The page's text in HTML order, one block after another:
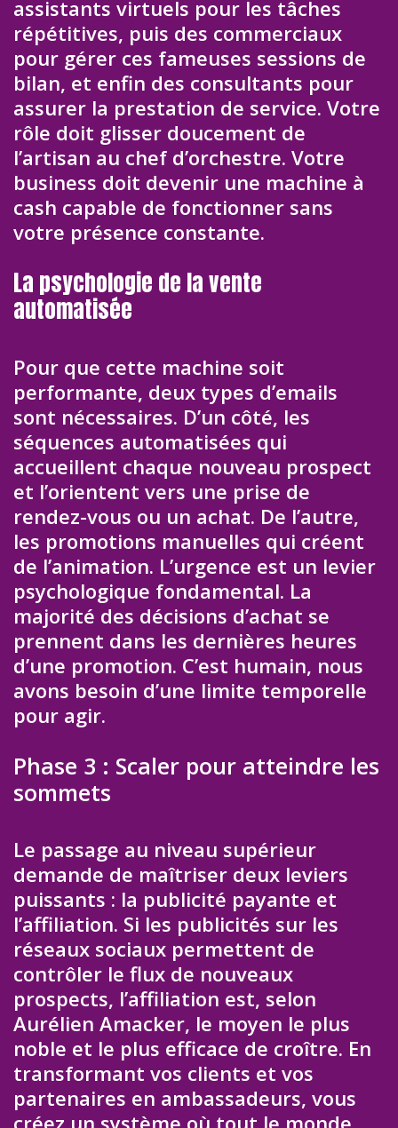
assistants virtuels pour les tâches
répétitives, puis des commerciaux
pour gérer ces fameuses sessions de
bilan, et enfin des consultants pour
assurer la prestation de service. Votre
rôle doit glisser doucement de
l’artisan au chef d’orchestre. Votre
business doit devenir une machine à
cash capable de fonctionner sans
votre présence constante.
La psychologie de la vente
automatisée
Pour que cette machine soit
performante, deux types d’emails
sont nécessaires. D’un côté, les
séquences automatisées qui
accueillent chaque nouveau prospect
et l’orientent vers une prise de
rendez-vous ou un achat. De l’autre,
les promotions manuelles qui créent
de l’animation. L’urgence est un levier
psychologique fondamental. La
majorité des décisions d’achat se
prennent dans les dernières heures
d’une promotion. C’est humain, nous
avons besoin d’une limite temporelle
pour agir.
Phase 3 : Scaler pour atteindre les
sommets
Le passage au niveau supérieur
demande de maîtriser deux leviers
puissants : la publicité payante et
l’affiliation. Si les publicités sur les
réseaux sociaux permettent de
contrôler le flux de nouveaux
prospects, l’affiliation est, selon
Aurélien Amacker, le moyen le plus
noble et le plus efficace de croître. En
transformant vos clients et vos
partenaires en ambassadeurs, vous